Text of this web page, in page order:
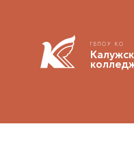
ГБПОУ КО